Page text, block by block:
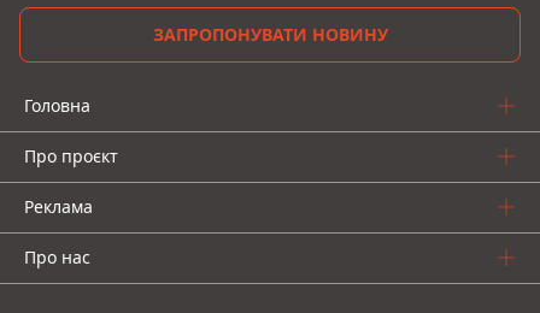
ЗАПРОПОНУВАТИ НОВИНУ
Головна
Про проєкт
Реклама
Про нас